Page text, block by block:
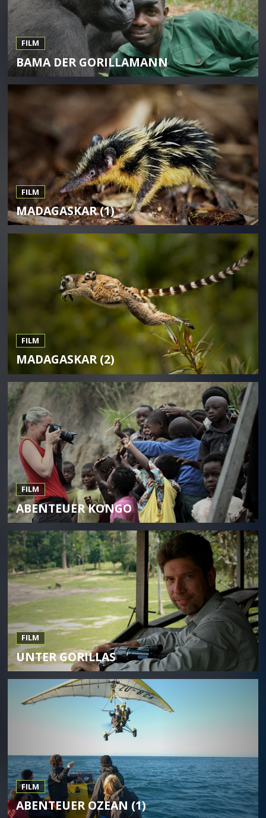
FILM
BAMA DER GORILLAMANN
FILM
MADAGASKAR (1)
FILM
MADAGASKAR (2)
FILM
ABENTEUER KONGO
FILM
UNTER GORILLAS
FILM
ABENTEUER OZEAN (1)